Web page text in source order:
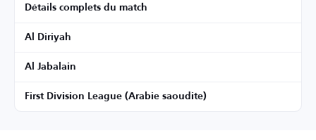
Détails complets du match
Al Diriyah
Al Jabalain
First Division League (Arabie saoudite)